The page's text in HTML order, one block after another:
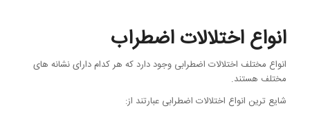
انواع اختلالات اضطراب
انواع مختلف اختلالات اضطرابی وجود دارد که هر کدام دارای نشانه های
مختلف هستند.
شایع ترین انواع اختلالات اضطرابی عبارتند از: